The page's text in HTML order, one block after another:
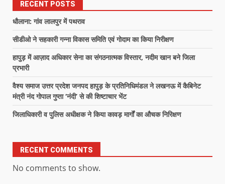
RECENT POSTS
धौलाना: गांव लालपुर में पथराव
सीडीओ ने सहकारी गन्ना विकास समिति एवं गोदाम का किया निरीक्षण
हापुड़ में आज़ाद अधिकार सेना का संगठनात्मक विस्तार, नदीम खान बने जिला
प्रभारी
वैश्य समाज उत्तर प्रदेश जनपद हापुड़ के प्रतिनिधिमंडल ने लखनऊ में कैबिनेट
मंत्री नंद गोपाल गुप्ता ‘नंदी’ से की शिष्टाचार भेंट
जिलाधिकारी व पुलिस अधीक्षक ने किया कावड़ मार्गों का औचक निरिक्षण
RECENT COMMENTS
No comments to show.